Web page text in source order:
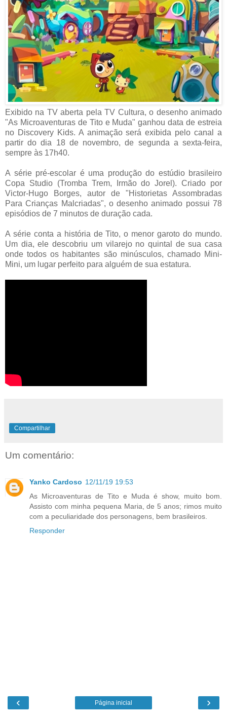
Exibido na TV aberta pela TV Cultura, o desenho animado
"As Microaventuras de Tito e Muda" ganhou data de estreia
no Discovery Kids. A animação será exibida pelo canal a
partir do dia 18 de novembro, de segunda a sexta-feira,
sempre às 17h40.
A série pré-escolar é uma produção do estúdio brasileiro
Copa Studio (Tromba Trem, Irmão do Jorel). Criado por
Victor-Hugo Borges, autor de "Historietas Assombradas
Para Crianças Malcriadas", o desenho animado possui 78
episódios de 7 minutos de duração cada.
A série conta a história de Tito, o menor garoto do mundo.
Um dia, ele descobriu um vilarejo no quintal de sua casa
onde todos os habitantes são minúsculos, chamado Mini-
Mini, um lugar perfeito para alguém de sua estatura.
Compartilhar
Um comentário:
Yanko Cardoso 12/11/19 19:53
As Microaventuras de Tito e Muda é show, muito bom.
Assisto com minha pequena Maria, de 5 anos; rimos muito
com a peculiaridade dos personagens, bem brasileiros.
Responder
‹ ›
Página inicial